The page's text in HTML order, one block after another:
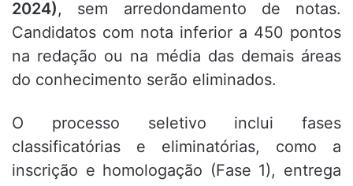
2024), sem arredondamento de notas.
Candidatos com nota inferior a 450 pontos
na redação ou na média das demais áreas
do conhecimento serão eliminados.
O processo seletivo inclui fases
classificatórias e eliminatórias, como a
inscrição e homologação (Fase 1), entrega